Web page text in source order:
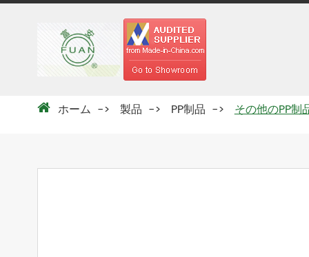
ホーム 製品 PP制品 その他のPP制